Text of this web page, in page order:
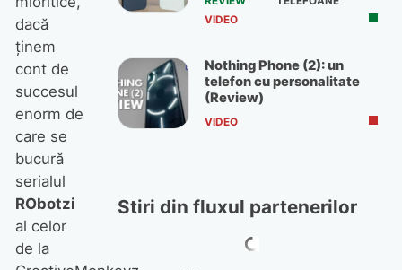
dacă
ţinem
cont de
succesul
enorm de
care se
bucură
serialul
RObotzi
al celor
de la
VIDEO
Nothing Phone (2): un
telefon cu personalitate
(Review)
VIDEO
Stiri din fluxul partenerilor